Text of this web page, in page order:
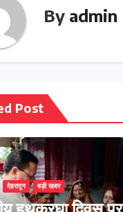
By admin
Post
देहरादून बड़ी खबर